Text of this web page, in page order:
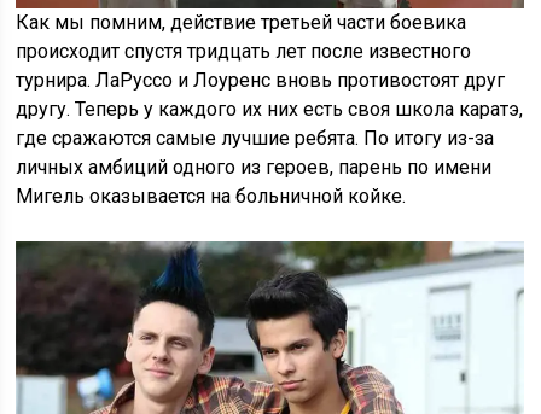
Как мы помним, действие третьей части боевика
происходит спустя тридцать лет после известного
турнира. ЛаРуссо и Лоуренс вновь противостоят друг
другу. Теперь у каждого их них есть своя школа каратэ,
где сражаются самые лучшие ребята. По итогу из-за
личных амбиций одного из героев, парень по имени
Мигель оказывается на больничной койке.